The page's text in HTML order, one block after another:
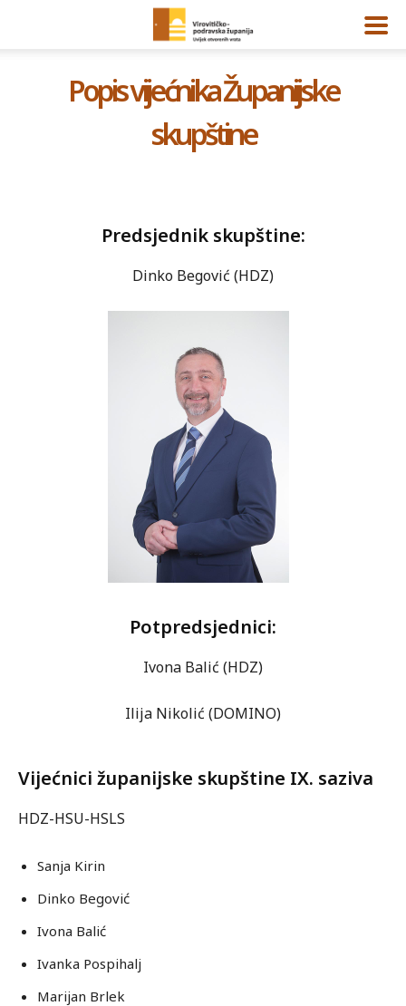
Popis vijećnika Županijske
skupštine
Predsjednik skupštine:
Dinko Begović (HDZ)
Potpredsjednici:
Ivona Balić (HDZ)
Ilija Nikolić (DOMINO)
Vijećnici županijske skupštine IX. saziva
HDZ-HSU-HSLS
Sanja Kirin
Dinko Begović
Ivona Balić
Ivanka Pospihalj
Marijan Brlek